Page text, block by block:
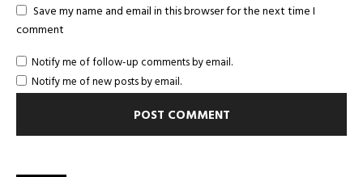
Save my name and email in this browser for the next time I
comment
Notify me of follow-up comments by email.
Notify me of new posts by email.